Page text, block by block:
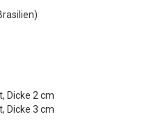
Dicke 2 cm
Dicke 3 cm